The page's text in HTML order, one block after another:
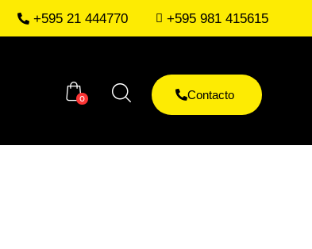
+595 21 444770 +595 981 415615
0 Contacto